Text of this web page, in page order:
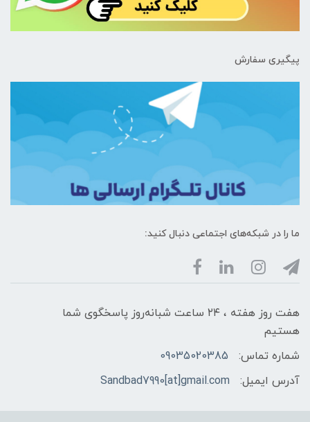
پیگیری سفارش
ما را در شبکه‌های اجتماعی دنبال کنید:
هفت روز هفته ، ۲۴ ساعت شبانه‌روز پاسخگوی شما
هستیم
شماره تماس:
09035020385
آدرس ایمیل:
Sandbad7990[at]gmail.com